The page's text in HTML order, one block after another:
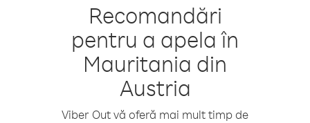
Recomandări
pentru a apela în
Mauritania din
Austria
Viber Out vă oferă mai mult timp de